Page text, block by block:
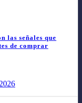
las señales que
de comprar